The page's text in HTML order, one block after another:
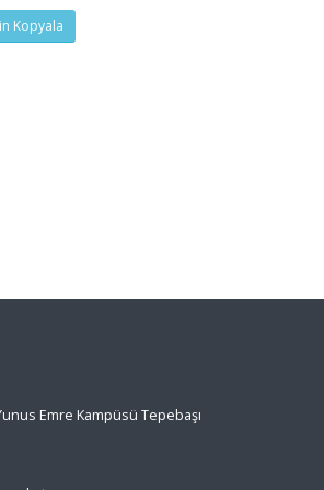
Kopyala
Emre Kampüsü Tepebaşı